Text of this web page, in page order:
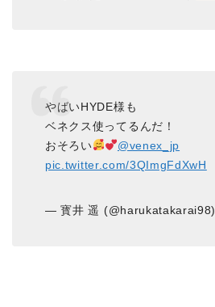
やばいHYDE様も
ベネクス使ってるんだ！
おそろい
@venex_jp
pic.twitter.com/3QImgFdXwH
— 寳井 遥 (@harukatakarai98)